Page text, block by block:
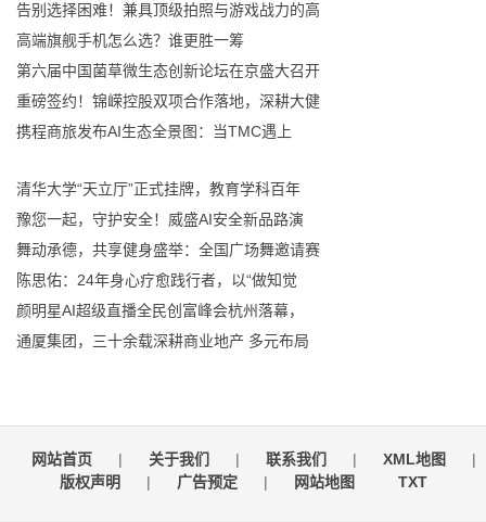
告别选择困难！兼具顶级拍照与游戏战力的高
高端旗舰手机怎么选？谁更胜一筹
第六届中国菌草微生态创新论坛在京盛大召开
重磅签约！锦嵘控股双项合作落地，深耕大健
携程商旅发布AI生态全景图：当TMC遇上
清华大学“天立厅”正式挂牌，教育学科百年
豫您一起，守护安全！威盛AI安全新品路演
舞动承德，共享健身盛举：全国广场舞邀请赛
陈思佑：24年身心疗愈践行者，以“做知觉
颜明星AI超级直播全民创富峰会杭州落幕，
通厦集团，三十余载深耕商业地产 多元布局
网站首页 | 关于我们 | 联系我们 | XML地图
|
版权声明
| 广告预定 | 网站地图 TXT